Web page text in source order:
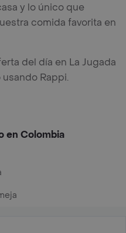
y lo único que
comida favorita en
del día en La Jugada
Rappi.
en Colombia